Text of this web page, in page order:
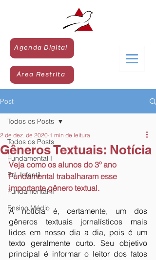
Agenda Digital
Área Restrita
Post
Todos os Posts
Fundamental I
Ed. Infantil
Fundamental II
Ensino Médio
Todos os Posts
Gêneros Textuais: Notícia
2 de dez. de 2020 1 min de leitura
Veja como os alunos do 3º ano
Fundamental trabalharam esse
importante gênero textual.
A notícia é, certamente, um dos
gêneros textuais jornalísticos mais
lidos em nosso dia a dia, pois é um
texto geralmente curto. Seu objetivo
principal é informar o leitor dos fatos